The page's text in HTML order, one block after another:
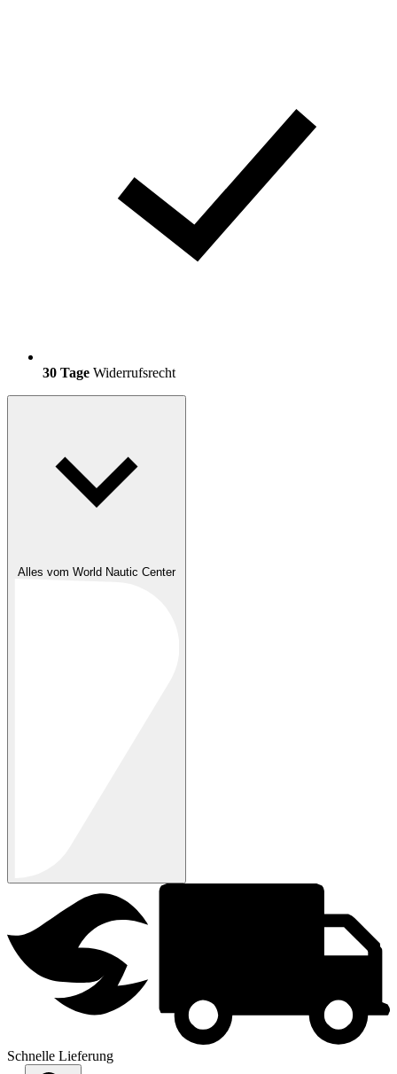
30 Tage Widerrufsrecht
Alles vom World Nautic Center
Schnelle Lieferung